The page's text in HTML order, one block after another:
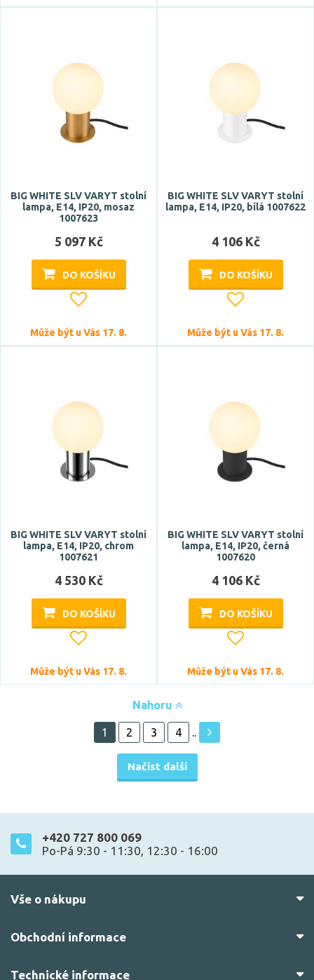
BIG WHITE SLV VARYT stolní
lampa, E14, IP20, mosaz
1007623
5 097 Kč
DO KOŠÍKU
Může být u Vás 17. 8.
BIG WHITE SLV VARYT stolní
lampa, E14, IP20, bílá 1007622
4 106 Kč
DO KOŠÍKU
Může být u Vás 17. 8.
BIG WHITE SLV VARYT stolní
lampa, E14, IP20, chrom
1007621
4 530 Kč
DO KOŠÍKU
Může být u Vás 17. 8.
BIG WHITE SLV VARYT stolní
lampa, E14, IP20, černá
1007620
4 106 Kč
DO KOŠÍKU
Může být u Vás 17. 8.
Nahoru
Načíst další
1 2 3 4 ..
+420 727 800 069
Po-Pá 9:30 - 11:30, 12:30 - 16:00
Vše o nákupu
Obchodní informace
Technické informace